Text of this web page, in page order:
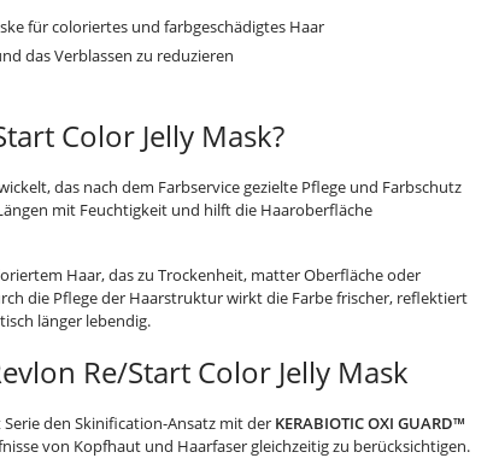
für coloriertes und farbgeschädigtes Haar
das Verblassen zu reduzieren
Color Jelly Mask?
das nach dem Farbservice gezielte Pflege und Farbschutz
mit Feuchtigkeit und hilft die Haaroberfläche
Haar, das zu Trockenheit, matter Oberfläche oder
die Pflege der Haarstruktur wirkt die Farbe frischer, reflektiert
länger lebendig.
Re/Start Color Jelly Mask
den Skinification-Ansatz mit der KERABIOTIC OXI GUARD™
von Kopfhaut und Haarfaser gleichzeitig zu berücksichtigen.